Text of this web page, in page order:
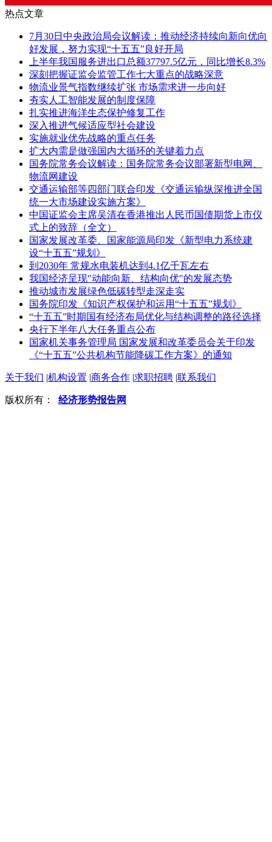
热点文章
7月30日中央政治局会议解读：推动经济持续向新向优向
好发展，努力实现“十五五”良好开局
上半年我国服务进出口总额37797.5亿元，同比增长8.3%
深刻把握证监会监管工作七大重点的战略深意
物流业景气指数继续扩张 市场需求进一步向好
夯实人工智能发展的制度保障
扎实推进海洋生态保护修复工作
深入推进气候适应型社会建设
实施就业优先战略的重点任务
扩大内需是做强国内大循环的关键着力点
国务院常务会议解读：国务院常务会议部署新型电网、
物流网建设
交通运输部等四部门联合印发《交通运输纵深推进全国
统一大市场建设实施方案》
中国证监会主席吴清在香港推出人民币国债期货上市仪
式上的致辞（全文）
国家发展改革委、国家能源局印发《新型电力系统建
设“十五五”规划》
到2030年 常规水电装机达到4.1亿千瓦左右
我国经济呈现"动能向新、结构向优"的发展态势
推动城市发展绿色低碳转型走深走实
国务院印发《知识产权保护和运用“十五五”规划》
“十五五”时期国有经济布局优化与结构调整的路径选择
央行下半年八大任务重点公布
国家机关事务管理局 国家发展和改革委员会关于印发
《“十五五”公共机构节能降碳工作方案》的通知
关于我们 |机构设置 |商务合作 |求职招聘 |联系我们
版权所有： 经济形势报告网